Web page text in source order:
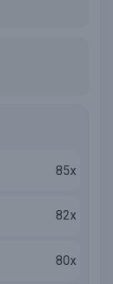
85x
82x
80x